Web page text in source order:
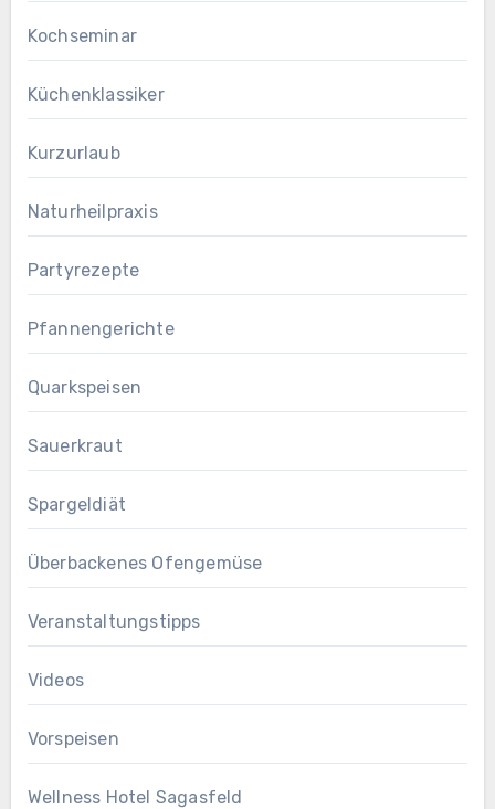
Kochseminar
Küchenklassiker
Kurzurlaub
Naturheilpraxis
Partyrezepte
Pfannengerichte
Quarkspeisen
Sauerkraut
Spargeldiät
Überbackenes Ofengemüse
Veranstaltungstipps
Videos
Vorspeisen
Wellness Hotel Sagasfeld